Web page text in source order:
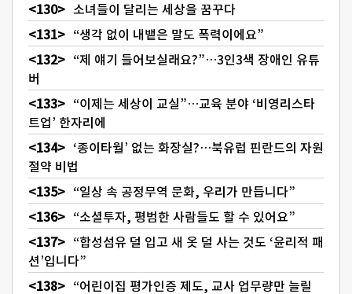
소녀들이 달리는 세상을 꿈꾸다
“생각 없이 내뱉은 말도 폭력이에요”
“제 얘기 들어보실래요?”…3인3색 장애인 유튜
버
“이제는 세상이 교실”…교육 분야 ‘비영리스타
트업’ 한자리에
‘종이타월’ 없는 화장실?…북유럽 핀란드의 자원
절약 비법
“일상 속 공정무역 문화, 우리가 만듭니다”
“소셜투자, 평범한 사람들도 할 수 있어요”
“합성섬유 덜 입고 새 옷 덜 사는 것도 ‘윤리적 패
션’입니다”
“어린이집 평가인증 제도, 교사 업무량만 늘릴